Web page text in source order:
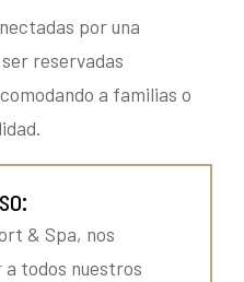
por una
reservadas
a familias o
& Spa, nos
todos nuestros